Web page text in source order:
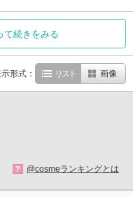
て続きをみる
形式： リスト 画像
? @cosmeランキングとは